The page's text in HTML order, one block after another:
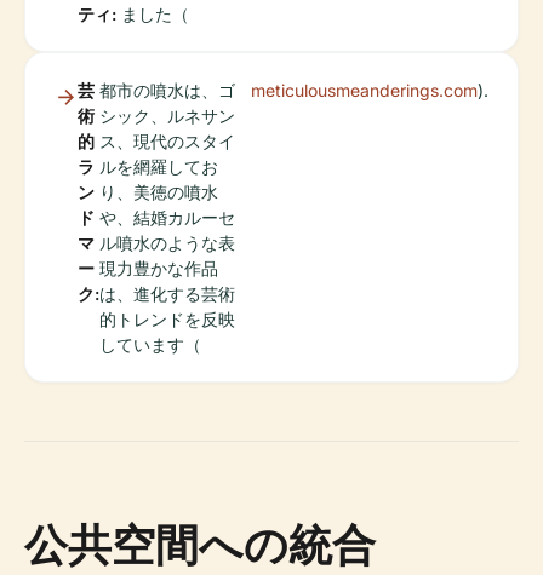
ティ: ました（
芸
術
的
ラ
ン
ド
マ
ー
ク:
都市の噴水は、ゴ
シック、ルネサン
ス、現代のスタイ
ルを網羅してお
り、美徳の噴水
や、結婚カルーセ
ル噴水のような表
現力豊かな作品
は、進化する芸術
的トレンドを反映
しています（
meticulousmeanderings.com).
公共空間への統合